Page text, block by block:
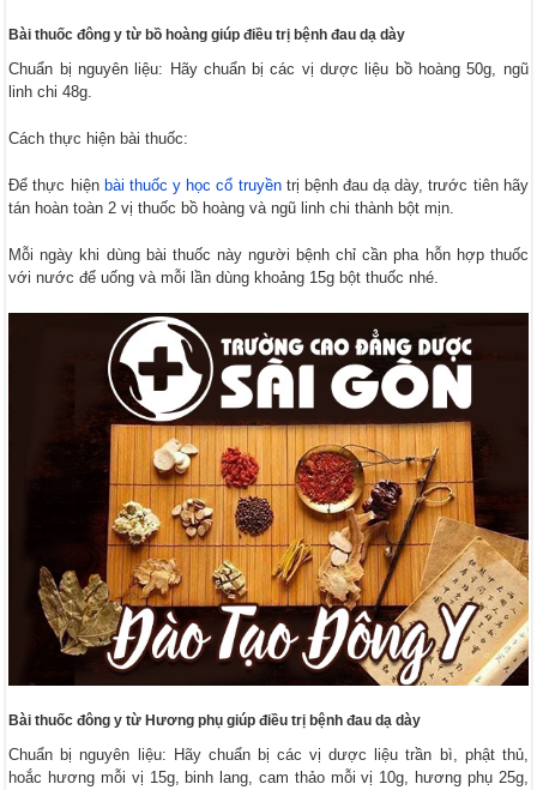
Bài thuốc đông y từ bồ hoàng giúp điều trị bệnh đau dạ dày
Chuẩn bị nguyên liệu: Hãy chuẩn bị các vị dược liệu bồ hoàng 50g, ngũ
linh chi 48g.
Cách thực hiện bài thuốc:
Để thực hiện bài thuốc y học cổ truyềntrị bệnh đau dạ dày, trước tiên hãy
tán hoàn toàn 2 vị thuốc bồ hoàng và ngũ linh chi thành bột mịn.
Mỗi ngày khi dùng bài thuốc này người bệnh chỉ cần pha hỗn hợp thuốc
với nước để uống và mỗi lần dùng khoảng 15g bột thuốc nhé.
Bài thuốc đông y từ Hương phụ giúp điều trị bệnh đau dạ dày
Chuẩn bị nguyên liệu: Hãy chuẩn bị các vị dược liệu trần bì, phật thủ,
hoắc hương mỗi vị 15g, binh lang, cam thảo mỗi vị 10g, hương phụ 25g,